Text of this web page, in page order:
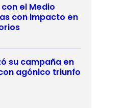
el Medio
con impacto en
su campaña en
agónico triunfo